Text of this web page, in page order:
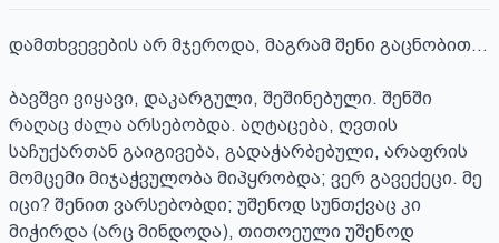
დამთხვევების არ მჯეროდა, მაგრამ შენი გაცნობით...
ბავშვი ვიყავი, დაკარგული, შეშინებული. შენში
რაღაც ძალა არსებობდა. აღტაცება, ღვთის
საჩუქართან გაიგივება, გადაჭარბებული, არაფრის
მომცემი მიჯაჭვულობა მიპყრობდა; ვერ გავექეცი. მე
იცი? შენით ვარსებობდი; უშენოდ სუნთქვაც კი
მიჭირდა (არც მინდოდა), თითოეული უშენოდ